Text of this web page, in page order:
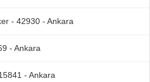
- 42930 - Ankara
- Ankara
- Ankara